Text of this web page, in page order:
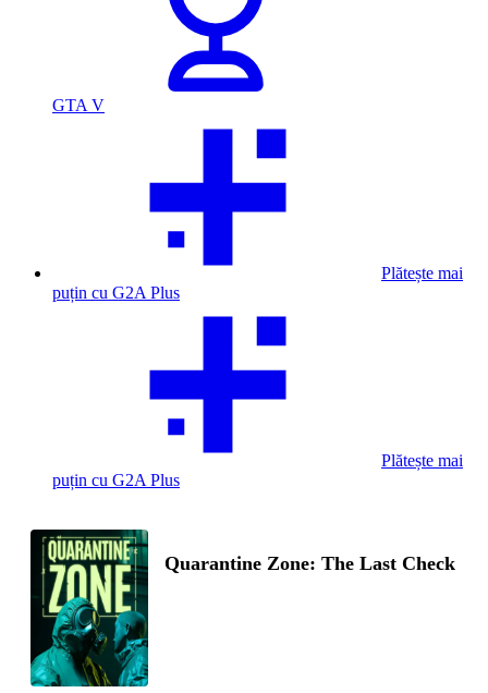
GTA V
Plătește mai
puțin cu G2A Plus
Plătește mai
puțin cu G2A Plus
Quarantine Zone: The Last Check